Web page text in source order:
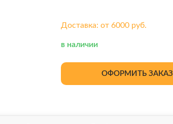
Доставка: от 6000 руб.
в наличии
ОФОРМИТЬ ЗАКАЗ